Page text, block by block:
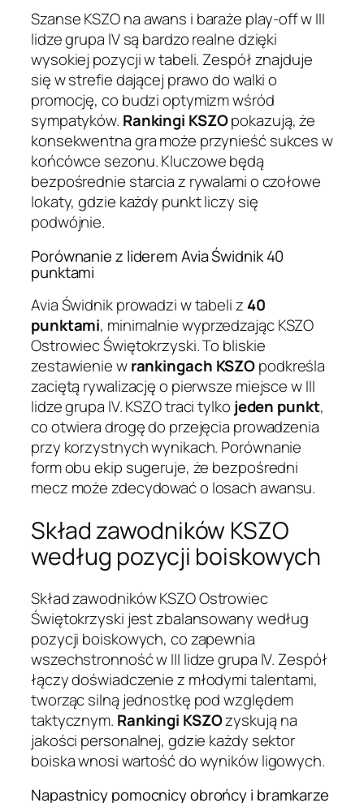
Szanse KSZO na awans i baraże play-off w III
lidze grupa IV są bardzo realne dzięki
wysokiej pozycji w tabeli. Zespół znajduje
się w strefie dającej prawo do walki o
promocję, co budzi optymizm wśród
sympatyków. Rankingi KSZOpokazują, że
konsekwentna gra może przynieść sukces w
końcówce sezonu. Kluczowe będą
bezpośrednie starcia z rywalami o czołowe
lokaty, gdzie każdy punkt liczy się
podwójnie.
Porównanie z liderem Avia Świdnik 40
punktami
Avia Świdnik prowadzi w tabeli z 40
punktami, minimalnie wyprzedzając KSZO
Ostrowiec Świętokrzyski. To bliskie
zestawienie wrankingach KSZOpodkreśla
zaciętą rywalizację o pierwsze miejsce w III
lidze grupa IV. KSZO traci tylko jeden punkt,
co otwiera drogę do przejęcia prowadzenia
przy korzystnych wynikach. Porównanie
form obu ekip sugeruje, że bezpośredni
mecz może zdecydować o losach awansu.
Skład zawodników KSZO
według pozycji boiskowych
Skład zawodników KSZO Ostrowiec
Świętokrzyski jest zbalansowany według
pozycji boiskowych, co zapewnia
wszechstronność w III lidze grupa IV. Zespół
łączy doświadczenie z młodymi talentami,
tworząc silną jednostkę pod względem
taktycznym. Rankingi KSZOzyskują na
jakości personalnej, gdzie każdy sektor
boiska wnosi wartość do wyników ligowych.
Napastnicy pomocnicy obrońcy i bramkarze